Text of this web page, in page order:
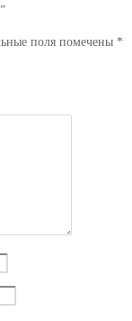
поля помечены *